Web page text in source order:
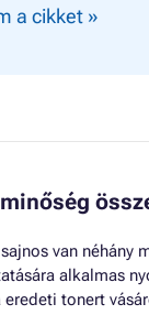
a cikket »
van néhány
alkalmas
tonert